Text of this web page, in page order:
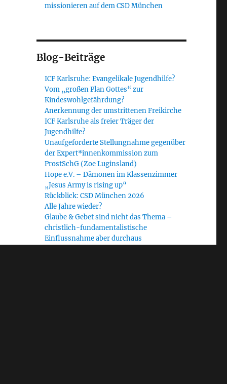
missionieren auf dem CSD München
Blog-Beiträge
ICF Karlsruhe: Evangelikale Jugendhilfe?
Vom „großen Plan Gottes“ zur
Kindeswohlgefährdung?
Anerkennung der umstrittenen Freikirche
ICF Karlsruhe als freier Träger der
Jugendhilfe?
Unaufgeforderte Stellungnahme gegenüber
der Expert*innenkommission zum
ProstSchG (Zoe Luginsland)
Hope e.V. – Dämonen im Klassenzimmer
„Jesus Army is rising up“
Rückblick: CSD München 2026
Alle Jahre wieder?
Glaube & Gebet sind nicht das Thema –
christlich-fundamentalistische
Einflussnahme aber durchaus